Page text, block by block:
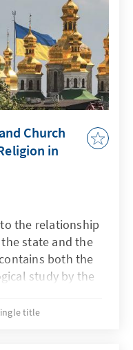
Church
in
the relationship
state and the
both the
study by the
and an analysis
of a century.
title